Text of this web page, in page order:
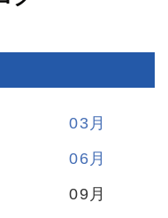
03
06
09